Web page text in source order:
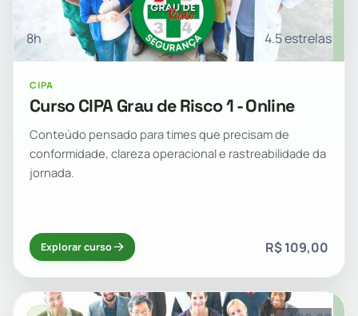
8h 4.5 estrelas
CIPA
Curso CIPA Grau de Risco 1 - Online
Conteúdo pensado para times que precisam de
conformidade, clareza operacional e rastreabilidade da
jornada.
Explorar curso R$ 109,00